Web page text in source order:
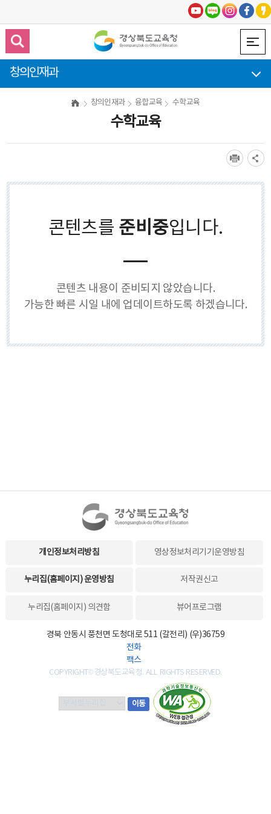
창의인재과
창의인재과 융합교육 수학교육
수학교육
콘텐츠를 준비중입니다.
콘텐츠 내용이 준비되지 않았습니다.
가능한 빠른 시일 내에 업데이트하도록 하겠습니다.
개인정보처리방침 영상정보처리기기운영방침
누리집(홈페이지) 운영방침 저작권신고
누리집(홈페이지) 의견함 뷰어프로그램
경북 안동시 풍천면 도청대로 511 (갈전리) (우)36759
전화
팩스
COPYRIGHT©경상북도교육청. ALL RIGHTS RESERVED.
이동